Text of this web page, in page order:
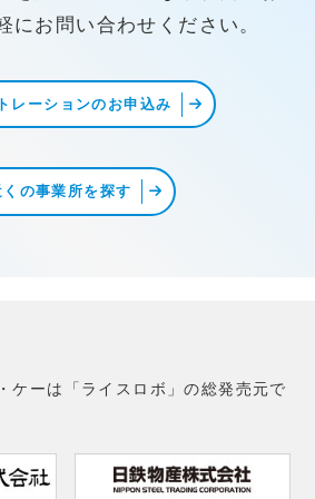
にお問い合わせください。
レーションのお申込み
くの事業所を探す
ケーは「ライスロボ」の総発売元で